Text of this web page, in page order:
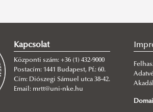
Kapcsolat
Központi szám: +36 (1) 432-9000
Postacím: 1441 Budapest, Pf.: 60.
Cím: Diószegi Sámuel utca 38-42.
Email: mrtt@uni-nke.hu